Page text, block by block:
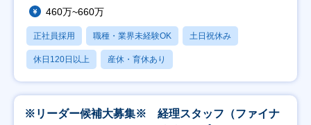
460万~660万
正社員採用 職種・業界未経験OK 土日祝休み
休日120日以上 産休・育休あり
※リーダー候補大募集※ 経理スタッフ（ファイナ